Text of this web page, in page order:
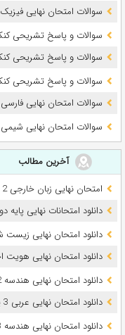
سوالات امتحان نهایی فیزیک 3 سال دوازدهم (1397 تا 1405)
سوالات و پاسخ تشریحی
سوالات و پاسخ تشریحی کنکور تجربی
سوالات و پاسخ تشریحی کنکور
سوالات امتحان نهایی فارسی 3 سال دوازدهم (1397 تا 1405)
سوالات امتحان نهایی شیمی 3 سال دوازدهم (1397 تا 1405)
آخرین مطالب
امتحان نهایی زبان خارجی 2 پایه یازدهم تیر و مرداد 1405 + فایل صوتی
دانلود امتحانات نهایی پایه
دانلود امتحان نهایی زیست شناسی 2 پایه یازدهم
دانلود امتحان نهایی هویت
دانلود امتحان نهایی هندسه 2 پایه یازدهم تیر 1405 + پاسخ
دانلود امتحان نهایی عربی 3 پایه دوازدهم تیر 1405 + پاسخ
دانلود امتحان نهایی هندسه 3 پایه دوازدهم تیر 1405